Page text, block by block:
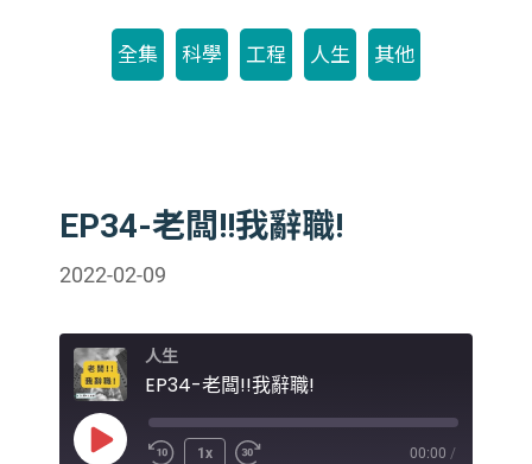
全集 科學 工程 人生 其他
EP34-老闆!!我辭職!
2022-02-09
人生
EP34-老闆!!我辭職!
Play
1x 00:00 /